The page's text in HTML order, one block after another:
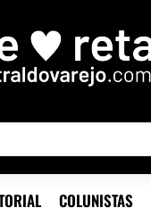
COLUNISTAS